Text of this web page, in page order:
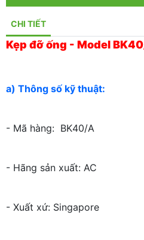
CHI TIẾT
Kẹp đỡ ống - Model
a) Thông số kỹ thuật:
- Mã hàng: BK40/A
- Hãng sản xuất: AC
- Xuất xứ: Singapore